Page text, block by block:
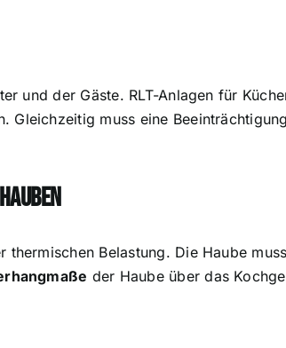
und der Gäste. RLT-Anlagen für
Gleichzeitig muss eine
Belastung. Die Haube
der Haube über das